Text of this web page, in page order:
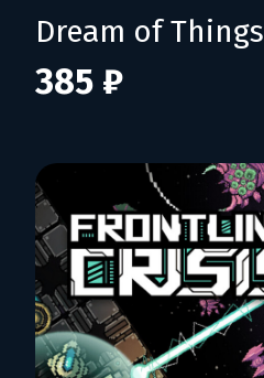
Dream of Things
385 ₽